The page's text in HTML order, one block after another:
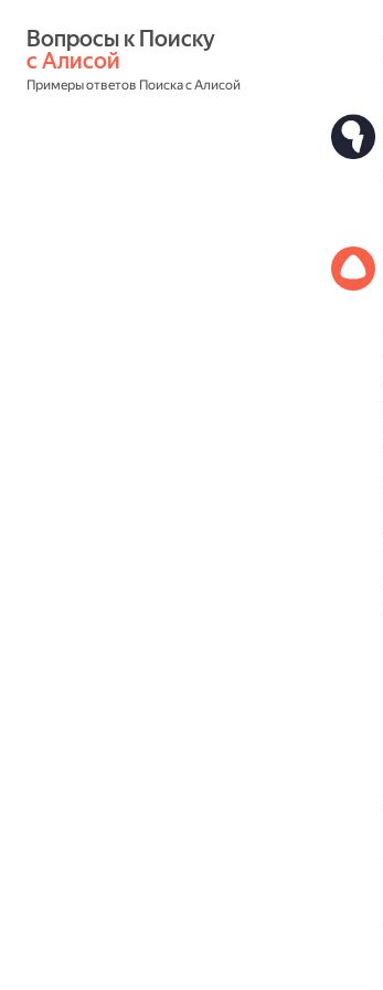
с Алисой
Примеры ответов Поиска с Алисой